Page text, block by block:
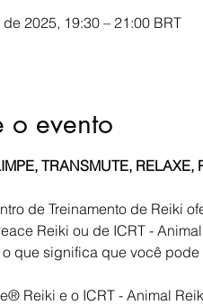
2025, 19:30 – 21:00 BRT
o evento
TRANSMUTE, RELAXE,
de Treinamento de Reiki
Reiki ou de ICRT -
o que significa que você
Reiki e o ICRT - Animal